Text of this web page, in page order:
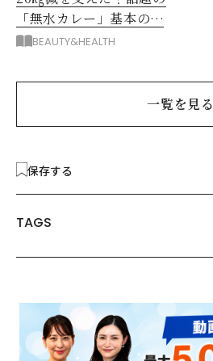
「無水カレー」基本の作
り方とおすすめルウ6選
BEAUTY&HEALTH
一覧を見る
保存する
TAGS